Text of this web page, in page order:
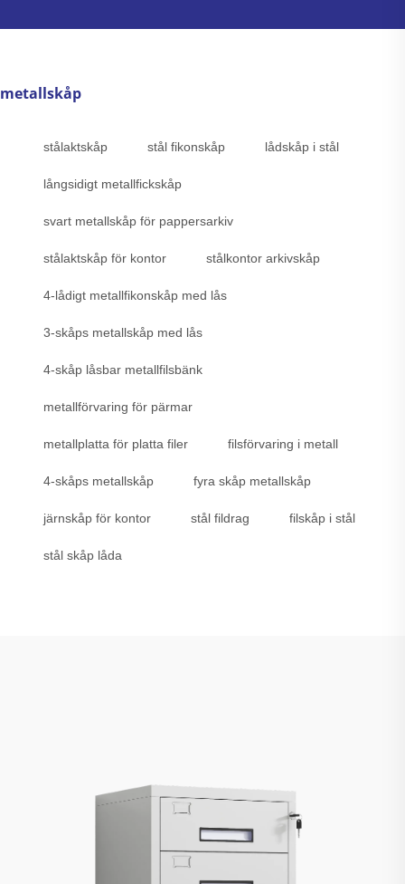
metallskåp
stålaktskåp stål fikonskåp lådskåp i stål
långsidigt metallfickskåp
svart metallskåp för pappersarkiv
stålaktskåp för kontor stålkontor arkivskåp
4-lådigt metallfikonskåp med lås
3-skåps metallskåp med lås
4-skåp låsbar metallfilsbänk
metallförvaring för pärmar
metallplatta för platta filer filsförvaring i metall
4-skåps metallskåp fyra skåp metallskåp
järnskåp för kontor stål fildrag filskåp i stål
stål skåp låda